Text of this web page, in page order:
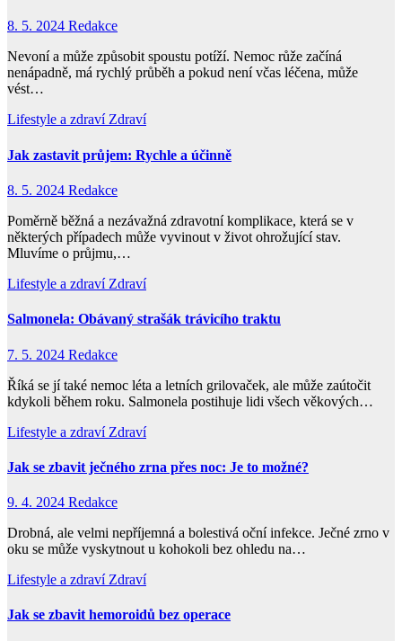
8. 5. 2024 Redakce
Nevoní a může způsobit spoustu potíží. Nemoc růže začíná
nenápadně, má rychlý průběh a pokud není včas léčena, může
vést…
Lifestyle a zdraví Zdraví
Jak zastavit průjem: Rychle a účinně
8. 5. 2024 Redakce
Poměrně běžná a nezávažná zdravotní komplikace, která se v
některých případech může vyvinout v život ohrožující stav.
Mluvíme o průjmu,…
Lifestyle a zdraví Zdraví
Salmonela: Obávaný strašák trávicího traktu
7. 5. 2024 Redakce
Říká se jí také nemoc léta a letních grilovaček, ale může zaútočit
kdykoli během roku. Salmonela postihuje lidi všech věkových…
Lifestyle a zdraví Zdraví
Jak se zbavit ječného zrna přes noc: Je to možné?
9. 4. 2024 Redakce
Drobná, ale velmi nepříjemná a bolestivá oční infekce. Ječné zrno v
oku se může vyskytnout u kohokoli bez ohledu na…
Lifestyle a zdraví Zdraví
Jak se zbavit hemoroidů bez operace